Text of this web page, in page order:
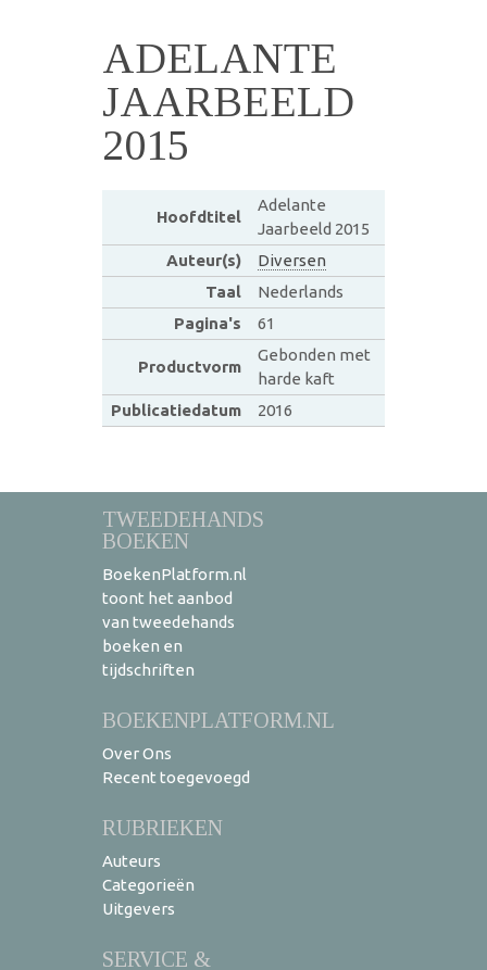
ADELANTE
JAARBEELD
2015
Hoofdtitel
Adelante
Jaarbeeld 2015
Auteur(s)
Diversen
Taal
Nederlands
Pagina's
61
Productvorm
Gebonden met
harde kaft
Publicatiedatum
2016
TWEEDEHANDS
BOEKEN
BoekenPlatform.nl
toont het aanbod
van tweedehands
boeken en
tijdschriften
BOEKENPLATFORM.NL
Over Ons
Recent toegevoegd
RUBRIEKEN
Auteurs
Categorieën
Uitgevers
SERVICE &